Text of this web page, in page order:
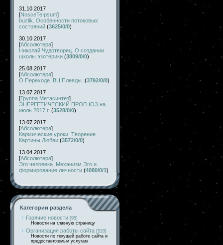
31.10.2017
[NosceTeIpsum]
buzlik. Особенности потоковых
состояний (3625/0/0)
30.10.2017
[Абсолютера]
Николай Чудотворец. О создании
школы эзотерики (3809/0/0)
25.08.2017
[Абсолютера]
О Переходе. ВЦ Плеяды. (3792/0/0)
13.07.2017
[Группа Метасинтез]
ЭНЕРГЕТИЧЕСКИЙ ПРОГНОЗ на
июль 2017 г. (3528/0/0)
13.07.2017
[Абсолютера]
Кармические уроки. Творение
Картины Любви (3572/0/0)
13.04.2017
[Абсолютера]
Эго человека. Механизм Эго и
формирование личности (4080/0/1)
Категории раздела
Горячие новости [95]
Новости на главную страницу
Организация работы сайта [520]
Новости по текущей работе сайта и
предоставляемым услугам